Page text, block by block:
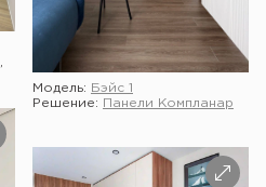
Модель:
Бэйс 1
Решение:
Панели Компланар